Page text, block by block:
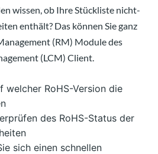
wissen, ob Ihre Stückliste nicht-
enthält? Das können Sie ganz
(RM) Module des
(LCM) Client.
welcher RoHS-Version die
des RoHS-Status der
sich einen schnellen